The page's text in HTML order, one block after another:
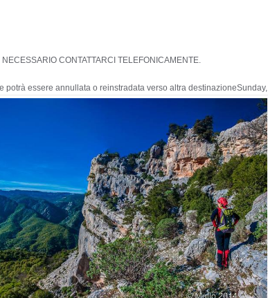
CONTATTARCI TELEFONICAMENTE.
potrà essere annullata o reinstradata verso altra destinazioneSunday,